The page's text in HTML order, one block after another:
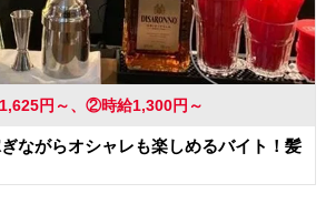
円～、②時給1,300円～
ながらオシャレも楽しめるバイト！髪